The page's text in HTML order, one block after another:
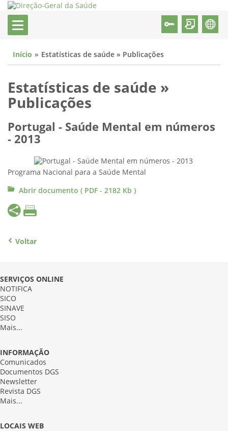
Início Estatísticas de saúde » Publicações
Estatísticas de saúde »
Publicações
Portugal - Saúde Mental em números
- 2013
Programa Nacional para a Saúde Mental
Abrir documento ( PDF - 2182 Kb )
Voltar
SERVIÇOS ONLINE
NOTIFICA
SICO
SINAVE
SISO
Mais...
INFORMAÇÃO
Comunicados
Documentos DGS
Newsletter
Revista DGS
Mais...
LOCAIS WEB